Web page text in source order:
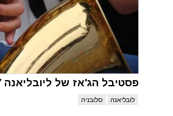
פסטיבל הג'אז של ליובליאנה 2027
לובליאנה סלובניה